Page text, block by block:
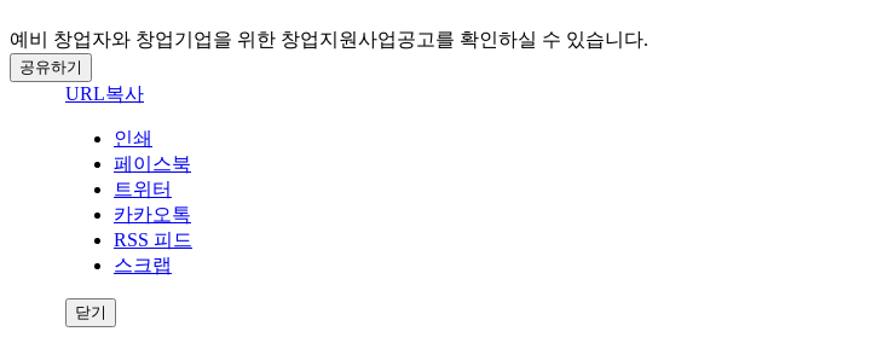
예비 창업자와 창업기업을 위한 창업지원사업공고를 확인하실 수 있습니다.
공유하기
URL복사
인쇄
페이스북
트위터
카카오톡
RSS 피드
스크랩
닫기